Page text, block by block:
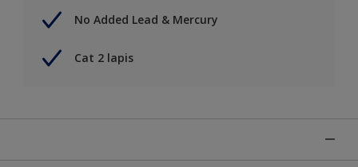
No Added Lead & Mercury
Cat 2 lapis